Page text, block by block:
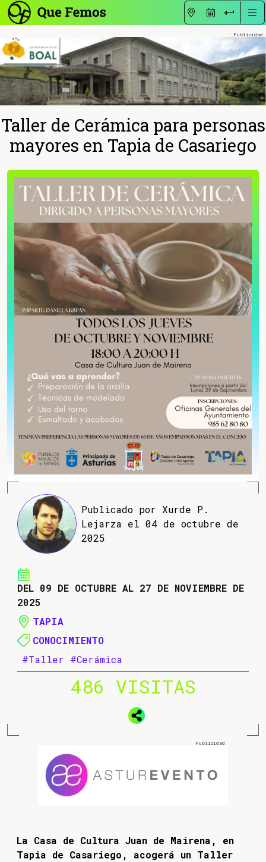
Taller de Cerámica para personas
mayores en Tapia de Casariego
Publicado por Xurde P.
Lejarza el 04 de octubre de
2025
DEL 09 DE OCTUBRE AL 27 DE NOVIEMBRE DE
2025
TAPIA
CONOCIMIENTO
#Taller #Cerámica
486 VISITAS
La Casa de Cultura Juan de Mairena, en
Tapia de Casariego, acogerá un Taller